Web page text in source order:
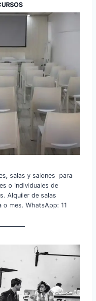
salas y salones para
o individuales de
Alquiler de salas
o mes. WhatsApp: 11